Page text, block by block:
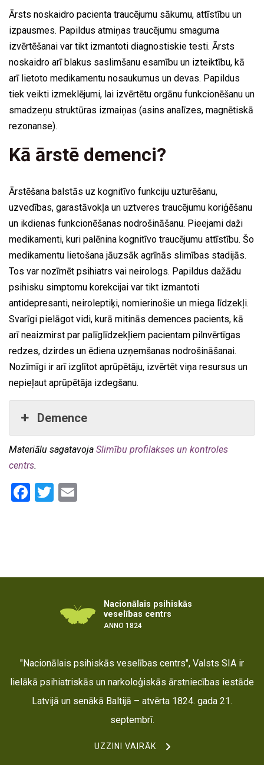
Ārsts noskaidro pacienta traucējumu sākumu, attīstību un
izpausmes. Papildus atmiņas traucējumu smaguma
izvērtēšanai var tikt izmantoti diagnostiskie testi. Ārsts
noskaidro arī blakus saslimšanu esamību un izteiktību, kā
arī lietoto medikamentu nosaukumus un devas. Papildus
tiek veikti izmeklējumi, lai izvērtētu orgānu funkcionēšanu un
smadzeņu struktūras izmaiņas (asins analīzes, magnētiskā
rezonanse).
Kā ārstē demenci?
Ārstēšana balstās uz kognitīvo funkciju uzturēšanu,
uzvedības, garastāvokļa un uztveres traucējumu koriģēšanu
un ikdienas funkcionēšanas nodrošināšanu. Pieejami daži
medikamenti, kuri palēnina kognitīvo traucējumu attīstību. Šo
medikamentu lietošana jāuzsāk agrīnās slimības stadijās.
Tos var nozīmēt psihiatrs vai neirologs. Papildus dažādu
psihisku simptomu korekcijai var tikt izmantoti
antidepresanti, neiroleptiķi, nomierinošie un miega līdzekļi.
Svarīgi pielāgot vidi, kurā mitinās demences pacients, kā
arī neaizmirst par palīglīdzekļiem pacientam pilnvērtīgas
redzes, dzirdes un ēdiena uzņemšanas nodrošināšanai.
Nozīmīgi ir arī izglītot aprūpētāju, izvērtēt viņa resursus un
nepieļaut aprūpētāja izdegšanu.
Demence
Materiālu sagatavoja Slimību profilakses un kontroles
centrs.
Facebook
Twitter
Nacionālais psihiskās
veselības centrs
ANNO 1824
"Nacionālais psihiskās veselības centrs", Valsts SIA ir
lielākā psihiatriskās un narkoloģiskās ārstniecības iestāde
Latvijā un senākā Baltijā – atvērta 1824. gada 21.
septembrī.
UZZINI VAIRĀK